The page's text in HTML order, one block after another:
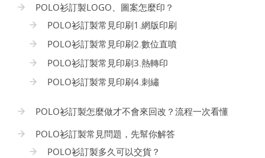
POLO衫訂製LOGO、圖案怎麼印？
POLO衫訂製常見印刷1.網版印刷
POLO衫訂製常見印刷2.數位直噴
POLO衫訂製常見印刷3.熱轉印
POLO衫訂製常見印刷4.刺繡
POLO衫訂製怎麼做才不會來回改？流程一次看懂
POLO衫訂製常見問題，先幫你解答
POLO衫訂製多久可以交貨？